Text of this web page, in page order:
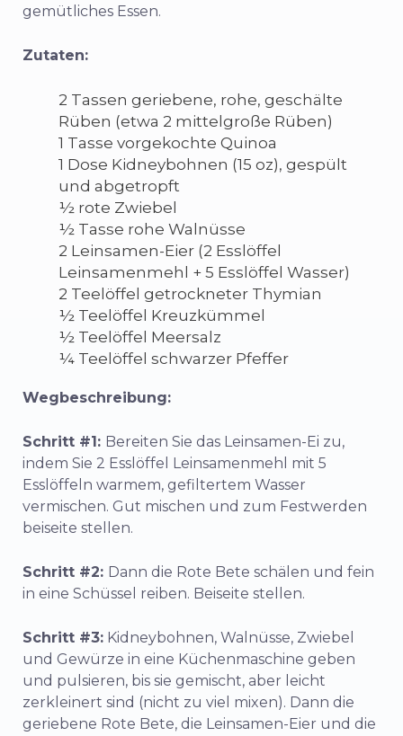
gemütliches Essen.
Zutaten:
2 Tassen geriebene, rohe, geschälte
Rüben (etwa 2 mittelgroße Rüben)
1 Tasse vorgekochte Quinoa
1 Dose Kidneybohnen (15 oz), gespült
und abgetropft
½ rote Zwiebel
½ Tasse rohe Walnüsse
2 Leinsamen-Eier (2 Esslöffel
Leinsamenmehl + 5 Esslöffel Wasser)
2 Teelöffel getrockneter Thymian
½ Teelöffel Kreuzkümmel
½ Teelöffel Meersalz
¼ Teelöffel schwarzer Pfeffer
Wegbeschreibung:
Schritt #1: Bereiten Sie das Leinsamen-Ei zu,
indem Sie 2 Esslöffel Leinsamenmehl mit 5
Esslöffeln warmem, gefiltertem Wasser
vermischen. Gut mischen und zum Festwerden
beiseite stellen.
Schritt #2: Dann die Rote Bete schälen und fein
in eine Schüssel reiben. Beiseite stellen.
Schritt #3: Kidneybohnen, Walnüsse, Zwiebel
und Gewürze in eine Küchenmaschine geben
und pulsieren, bis sie gemischt, aber leicht
zerkleinert sind (nicht zu viel mixen). Dann die
geriebene Rote Bete, die Leinsamen-Eier und die